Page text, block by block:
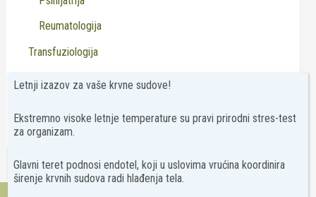
Reumatologija
Transfuziologija
Usluge
Letnji izazov za vaše krvne sudove!
Ekstremno visoke letnje temperature su pravi prirodni stres-test
za organizam.
Glavni teret podnosi endotel, koji u uslovima vrućina koordinira
širenje krvnih sudova radi hlađenja tela.